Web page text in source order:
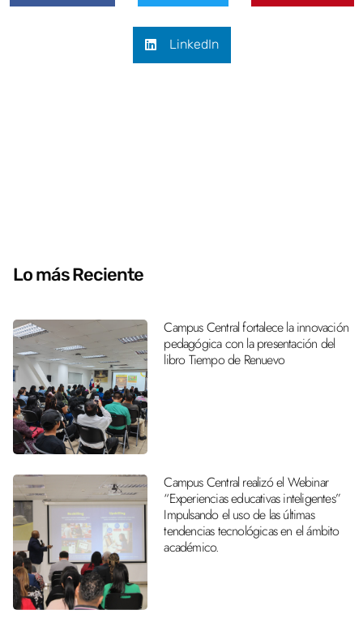
LinkedIn
Lo más Reciente
Campus Central fortalece la innovación
pedagógica con la presentación del
libro Tiempo de Renuevo
Campus Central realizó el Webinar
“Experiencias educativas inteligentes”
Impulsando el uso de las últimas
tendencias tecnológicas en el ámbito
académico.